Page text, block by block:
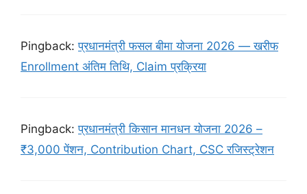
Pingback:प्रधानमंत्री फसल बीमा योजना 2026 — खरीफ
Enrollment अंतिम तिथि, Claim प्रक्रिया
Pingback:प्रधानमंत्री किसान मानधन योजना 2026 –
₹3,000 पेंशन, Contribution Chart, CSC रजिस्ट्रेशन